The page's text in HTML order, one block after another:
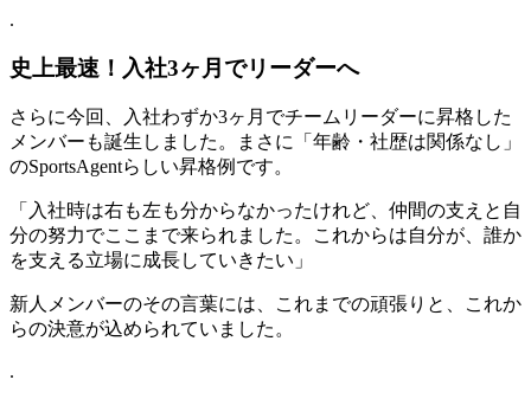
.
史上最速！入社3ヶ月でリーダーへ
さらに今回、入社わずか3ヶ月でチームリーダーに昇格した
メンバーも誕生しました。まさに「年齢・社歴は関係なし」
のSportsAgentらしい昇格例です。
「入社時は右も左も分からなかったけれど、仲間の支えと自
分の努力でここまで来られました。これからは自分が、誰か
を支える立場に成長していきたい」
新人メンバーのその言葉には、これまでの頑張りと、これか
らの決意が込められていました。
.